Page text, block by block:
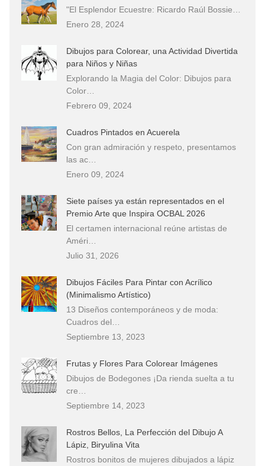
"El Esplendor Ecuestre: Ricardo Raúl Bossie…
Enero 28, 2024
Dibujos para Colorear, una Actividad Divertida
para Niños y Niñas
Explorando la Magia del Color: Dibujos para
Color…
Febrero 09, 2024
Cuadros Pintados en Acuerela
Con gran admiración y respeto, presentamos
las ac…
Enero 09, 2024
Siete países ya están representados en el
Premio Arte que Inspira OCBAL 2026
El certamen internacional reúne artistas de
Améri…
Julio 31, 2026
Dibujos Fáciles Para Pintar con Acrílico
(Minimalismo Artístico)
13 Diseños contemporáneos y de moda:
Cuadros del…
Septiembre 13, 2023
Frutas y Flores Para Colorear Imágenes
Dibujos de Bodegones ¡Da rienda suelta a tu
cre…
Septiembre 14, 2023
Rostros Bellos, La Perfección del Dibujo A
Lápiz, Biryulina Vita
Rostros bonitos de mujeres dibujados a lápiz